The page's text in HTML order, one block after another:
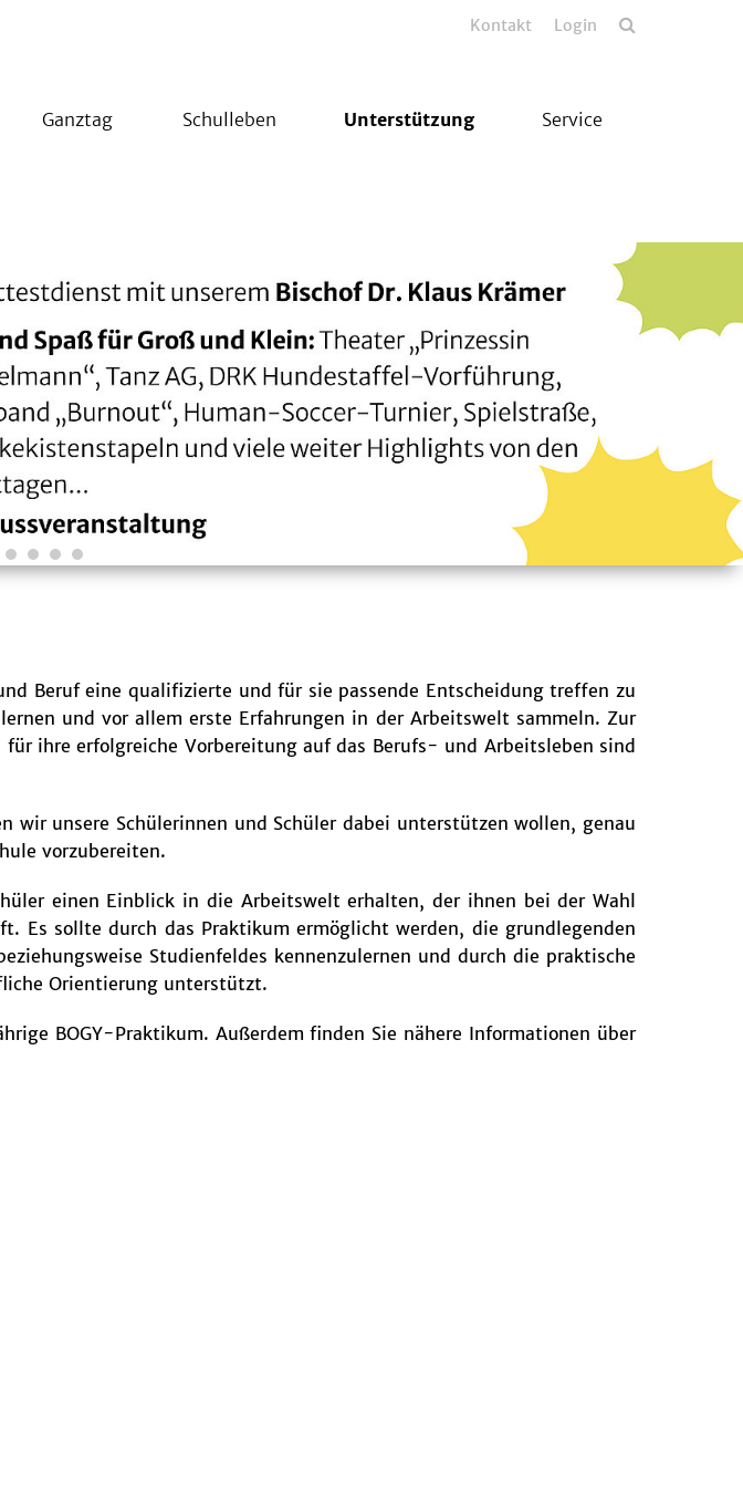
Kontakt Login
Ganztag Schulleben Unterstützung Service
Beruf eine qualifizierte und für sie passende Entscheidung treffen zu
und vor allem erste Erfahrungen in der Arbeitswelt sammeln. Zur
ihre erfolgreiche Vorbereitung auf das Berufs- und Arbeitsleben sind
wir unsere Schülerinnen und Schüler dabei unterstützen wollen, genau
vorzubereiten.
einen Einblick in die Arbeitswelt erhalten, der ihnen bei der Wahl
Es sollte durch das Praktikum ermöglicht werden, die grundlegenden
Studienfeldes kennenzulernen und durch die praktische
Orientierung unterstützt.
BOGY-Praktikum. Außerdem finden Sie nähere Informationen über